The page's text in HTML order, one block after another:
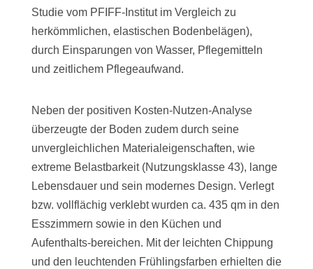
Studie vom PFIFF-Institut im Vergleich zu
herkömmlichen, elastischen Bodenbelägen),
durch Einsparungen von Wasser, Pflegemitteln
und zeitlichem Pflegeaufwand.
Neben der positiven Kosten-Nutzen-Analyse
überzeugte der Boden zudem durch seine
unvergleichlichen Materialeigenschaften, wie
extreme Belastbarkeit (Nutzungsklasse 43), lange
Lebensdauer und sein modernes Design. Verlegt
bzw. vollflächig verklebt wurden ca. 435 qm in den
Esszimmern sowie in den Küchen und
Aufenthalts-bereichen. Mit der leichten Chippung
und den leuchtenden Frühlingsfarben erhielten die